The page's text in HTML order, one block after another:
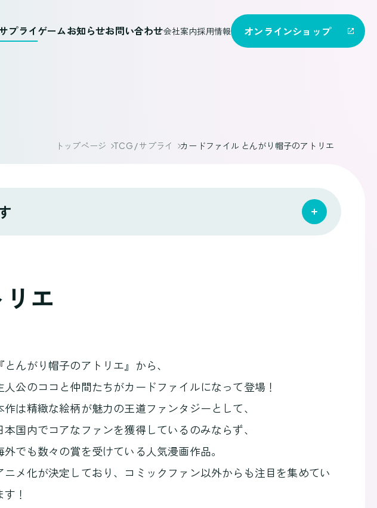
プライゲームお知らせお問い合わせ会社案内採用情報 オンラインショップ
トップページ TCG / サプライ カードファイル とんがり帽子のアトリエ
エ
『とんがり帽子のアトリエ』から、
人公のココと仲間たちがカードファイルになって登場！
作は精緻な絵柄が魅力の王道ファンタジーとして、
本国内でコアなファンを獲得しているのみならず、
外でも数々の賞を受けている人気漫画作品。
ニメ化が決定しており、コミックファン以外からも注目を集めてい
す！